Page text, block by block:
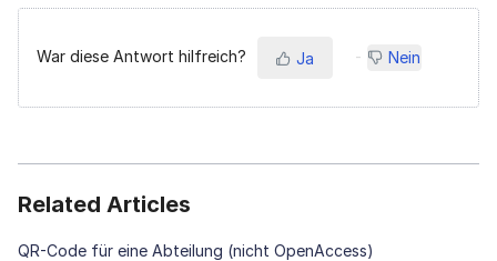
War diese Antwort hilfreich? Ja Nein
Related Articles
QR-Code für eine Abteilung (nicht OpenAccess)